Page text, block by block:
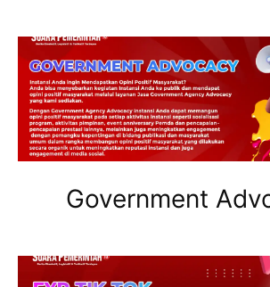
Government